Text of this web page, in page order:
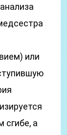
или
сгибе, а